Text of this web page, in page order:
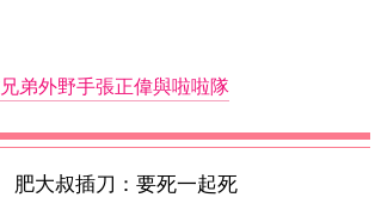
弟外野手張正偉與啦啦隊
大叔插刀：要死一起死